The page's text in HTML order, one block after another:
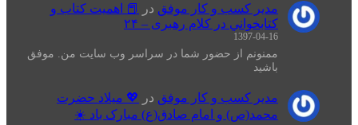
مدیر کسب و کار موفق در
📕 اهميت كتاب و
كتابخواني در كلام رهبری – ۲۴
1397-04-16
ممنونم از حضور شما در سراسر وب سایت من. موفق
باشید
مدیر کسب و کار موفق در
💖 میلاد حضرت
محمد(ص) و امام صادق(ع) مبارک باد ☀️